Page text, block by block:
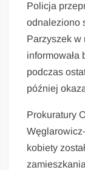
Policja
odnaleziono
Parzyszek w
informowała
podczas
później
Prokuratury
kobiety